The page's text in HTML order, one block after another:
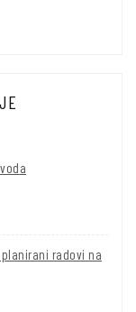
radovi na